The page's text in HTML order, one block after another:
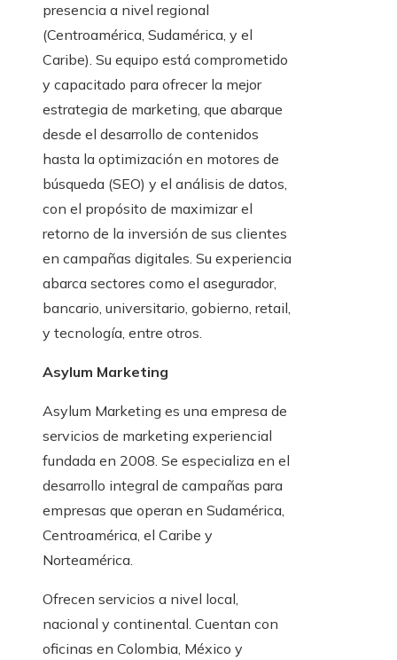
presencia a nivel regional
(Centroamérica, Sudamérica, y el
Caribe). Su equipo está comprometido
y capacitado para ofrecer la mejor
estrategia de marketing, que abarque
desde el desarrollo de contenidos
hasta la optimización en motores de
búsqueda (SEO) y el análisis de datos,
con el propósito de maximizar el
retorno de la inversión de sus clientes
en campañas digitales. Su experiencia
abarca sectores como el asegurador,
bancario, universitario, gobierno, retail,
y tecnología, entre otros.
Asylum Marketing
Asylum Marketing es una empresa de
servicios de marketing experiencial
fundada en 2008. Se especializa en el
desarrollo integral de campañas para
empresas que operan en Sudamérica,
Centroamérica, el Caribe y
Norteamérica.
Ofrecen servicios a nivel local,
nacional y continental. Cuentan con
oficinas en Colombia, México y